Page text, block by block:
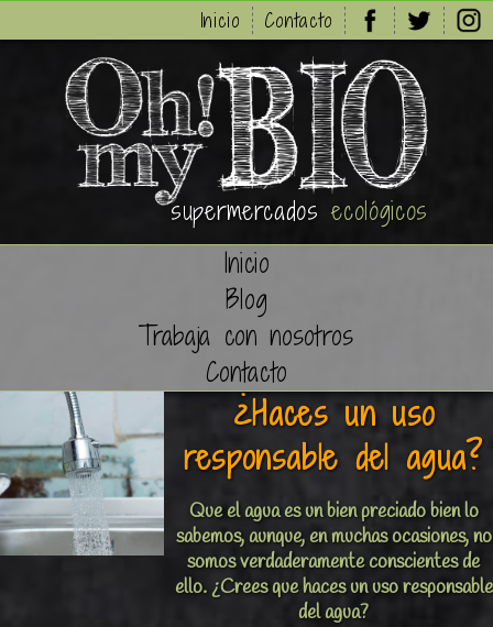
Inicio Contacto
supermercadosecológicos
Inicio
Blog
Trabaja con nosotros
Contacto
¿Haces un uso
responsable del agua?
Que el agua es un bien preciado bien lo
sabemos, aunque, en muchas ocasiones, no
somos verdaderamente conscientes de
ello. ¿Crees que haces un uso responsable
del agua?